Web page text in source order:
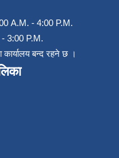
A.M. - 4:00 P.M.
3:00 P.M.
कार्यालय बन्द रहने छ ।